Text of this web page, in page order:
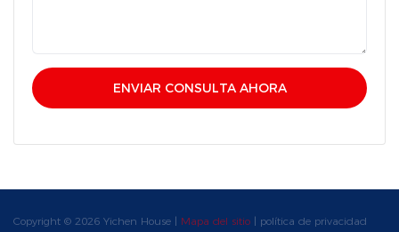
ENVIAR CONSULTA AHORA
Copyright © 2026 Yichen House | Mapa del sitio | política de privacidad